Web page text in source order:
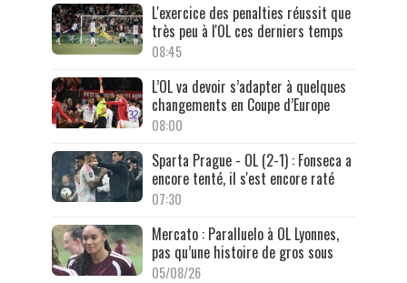
L'exercice des penalties réussit que
très peu à l'OL ces derniers temps
08:45
L’OL va devoir s’adapter à quelques
changements en Coupe d’Europe
08:00
Sparta Prague - OL (2-1) : Fonseca a
encore tenté, il s'est encore raté
07:30
Mercato : Paralluelo à OL Lyonnes,
pas qu’une histoire de gros sous
05/08/26